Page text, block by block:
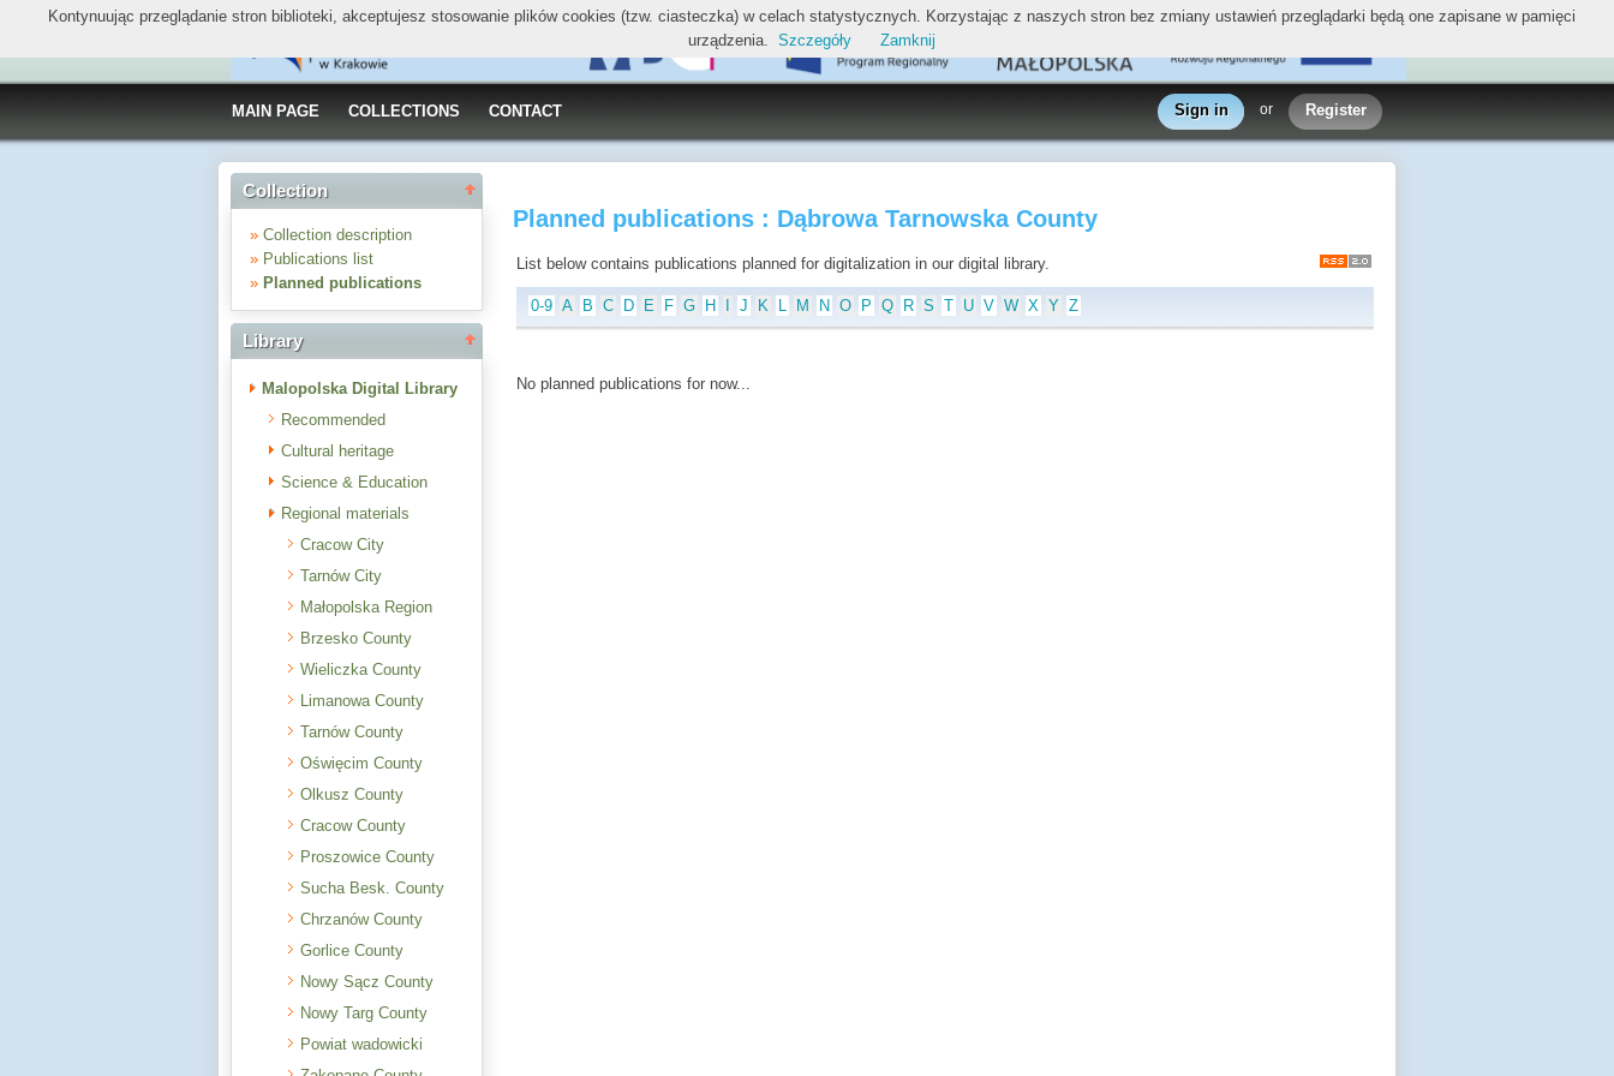
MAIN PAGE COLLECTIONS CONTACT Sign in or Register
Collection
» Collection description
» Publications list
» Planned publications
Library
Malopolska Digital Library
Recommended
Cultural heritage
Science & Education
Regional materials
Cracow City
Tarnów City
Małopolska Region
Brzesko County
Wieliczka County
Limanowa County
Tarnów County
Oświęcim County
Olkusz County
Cracow County
Proszowice County
Sucha Besk. County
Chrzanów County
Gorlice County
Nowy Sącz County
Nowy Targ County
Powiat wadowicki
Planned publications : Dąbrowa Tarnowska County
List below contains publications planned for digitalization in our digital library.
0-9 A B C D E F G H J K L M N O P Q R S T U V W X Y Z
No planned publications for now...
Kontynuując przeglądanie stron biblioteki, akceptujesz stosowanie plików cookies (tzw. ciasteczka) w celach statystycznych. Korzystając z naszych stron bez zmiany ustawień przeglądarki będą one zapisane w pamięci
urządzenia. Szczegóły Zamknij